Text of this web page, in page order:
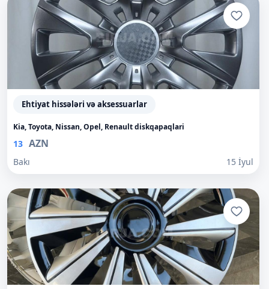
Ehtiyat hissələri və aksessuarlar
Kia, Toyota, Nissan, Opel, Renault diskqapaqlari
13 AZN
Bakı 15 İyul